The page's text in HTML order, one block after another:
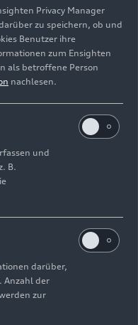
aus und
Elektrifizierung
voran.“
(audi-
Privacy Manager
zu speichern, ob und
Benutzer ihre
zum Ensighten
als betroffene Person
nachlesen.
und
B.
darüber,
Anzahl der
zur